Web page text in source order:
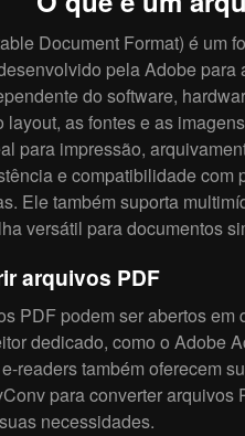
Document Format) é um
pela Adobe para
do software,
layout, as fontes e as
para impressão,
e compatibilidade com
Ele também suporta
versátil para documentos
arquivos PDF
PDF podem ser abertos
dedicado, como o Adobe
readers também oferecem
para converter arquivos
necessidades.